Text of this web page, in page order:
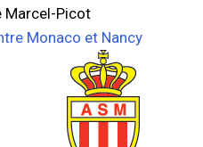
Marcel-Picot
Monaco et Nancy